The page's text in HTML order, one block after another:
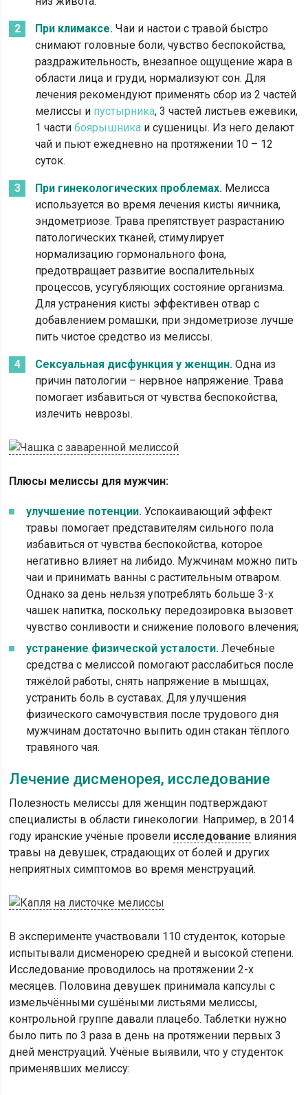
При климаксе. Чаи и настои с травой быстро
снимают головные боли, чувство беспокойства,
раздражительность, внезапное ощущение жара в
области лица и груди, нормализуют сон. Для
лечения рекомендуют применять сбор из 2 частей
мелиссы и пустырника, 3 частей листьев ежевики,
1 частибоярышника и сушеницы. Из него делают
чай и пьют ежедневно на протяжении 10 – 12
суток.
При гинекологических проблемах. Мелисса
используется во время лечения кисты яичника,
эндометриозе. Трава препятствует разрастанию
патологических тканей, стимулирует
нормализацию гормонального фона,
предотвращает развитие воспалительных
процессов, усугубляющих состояние организма.
Для устранения кисты эффективен отвар с
добавлением ромашки, при эндометриозе лучше
пить чистое средство из мелиссы.
Сексуальная дисфункция у женщин.Одна из
причин патологии – нервное напряжение. Трава
помогает избавиться от чувства беспокойства,
излечить неврозы.
Плюсы мелиссы для мужчин:
улучшение потенции.Успокаивающий эффект
травы помогает представителям сильного пола
избавиться от чувства беспокойства, которое
негативно влияет на либидо. Мужчинам можно пить
чаи и принимать ванны с растительным отваром.
Однако за день нельзя употреблять больше 3-х
чашек напитка, поскольку передозировка вызовет
чувство сонливости и снижение полового влечения;
устранение физической усталости.Лечебные
средства с мелиссой помогают расслабиться после
тяжёлой работы, снять напряжение в мышцах,
устранить боль в суставах. Для улучшения
физического самочувствия после трудового дня
мужчинам достаточно выпить один стакан тёплого
травяного чая.
Лечение дисменорея, исследование
Полезность мелиссы для женщин подтверждают
специалисты в области гинекологии. Например, в 2014
году иранские учёные провели исследование влияния
травы на девушек, страдающих от болей и других
неприятных симптомов во время менструаций.
В эксперименте участвовали 110 студенток, которые
испытывали дисменорею средней и высокой степени.
Исследование проводилось на протяжении 2-х
месяцев. Половина девушек принимала капсулы с
измельчёнными сушёными листьями мелиссы,
контрольной группе давали плацебо. Таблетки нужно
было пить по 3 раза в день на протяжении первых 3
дней менструаций. Учёные выявили, что у студенток
применявших мелиссу: